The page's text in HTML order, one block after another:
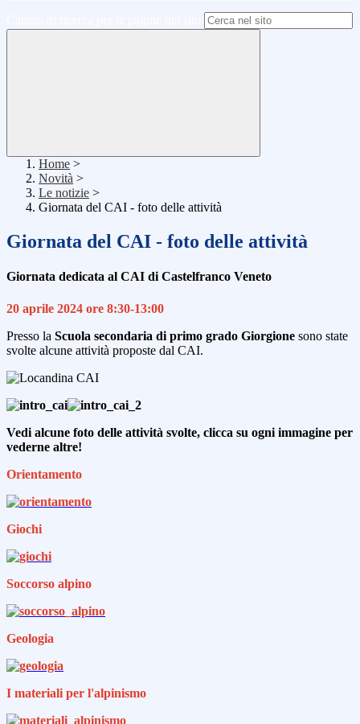
Home >
Novità >
Le notizie >
Giornata del CAI - foto delle attività
Giornata del CAI - foto delle attività
Giornata dedicata al CAI di Castelfranco Veneto
20 aprile 2024 ore 8:30-13:00
Presso la Scuola secondaria di primo grado Giorgione sono state
svolte alcune attività proposte dal CAI.
Vedi alcune foto delle attività svolte, clicca su ogni immagine per
vederne altre!
Orientamento
Giochi
Soccorso alpino
Geologia
I materiali per l'alpinismo